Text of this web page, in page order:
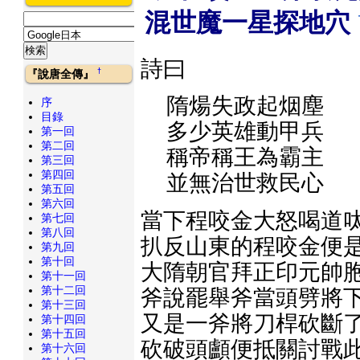
混世魔一星探地穴
詩曰
隋煬失政起烟塵
多少英雄動甲兵
稱帝稱王為霸主
並無治世救民心
當下程咬金大怒喝道
扒反山東的程咬金便
大隋朝官拜正印元帥
斧說罷舉斧當頭劈將
又是一斧將刀桿砍斷
砍破頭顱便抵關討戰
『說唐全傳』†
序
目錄
第一回
第二回
第三回
第四回
第五回
第六回
第七回
第八回
第九回
第十回
第十一回
第十二回
第十三回
第十四回
第十五回
第十六回